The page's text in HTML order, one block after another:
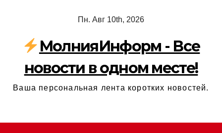
содержимому
Пн. Авг 10th, 2026
МолнияИнформ - Все
новости в одном месте!
Ваша персональная лента коротких новостей.